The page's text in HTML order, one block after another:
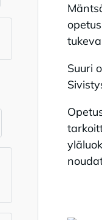
Suuri